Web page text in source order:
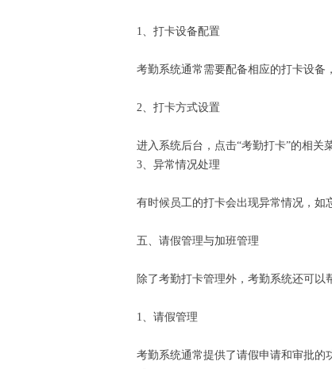
1、打卡设备配置
考勤系统通常需要配备相应的打卡设
2、打卡方式设置
进入系统后台，点击“考勤打卡”的相
3、异常情况处理
有时候员工的打卡会出现异常情况，
五、请假管理与加班管理
除了考勤打卡管理外，考勤系统还可
1、请假管理
考勤系统通常提供了请假申请和审批的